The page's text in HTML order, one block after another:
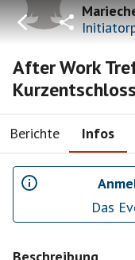
After Work
Berichte Infos
Das